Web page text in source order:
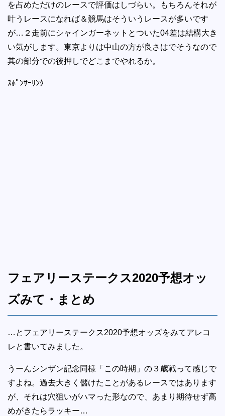
を占めただけのレースで評価はしづらい。もちろんそれが
叶うレースになれば＆競馬はそういうレースが多いです
が…２走前にシャインガーネットとついた04差は結構大き
い気がします。東京よりは中山の方が良さはでそうなので
其の部分での後押しでどこまでやれるか。
ｽﾎﾟﾝｻｰﾘﾝｸ
フェアリーステークス2020予想オッ
ズみて・まとめ
…とフェアリーステークス2020予想オッズをみてアレコ
レと書いてみました。
うーんシンザン記念同様「この時期」の３歳戦って感じで
すよね。過去大きく儲けたことがあるレースではあります
が、それは穴狙いがハマった形なので、あまり期待せず高
めがきたらラッキー…